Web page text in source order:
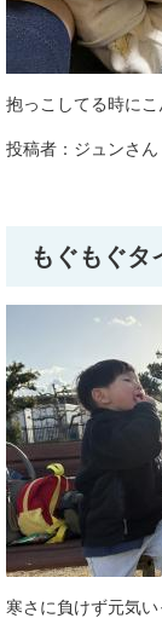
抱っこしてる時にこ
投稿者：ジュンさん
もぐもぐタ
寒さに負けず元気い